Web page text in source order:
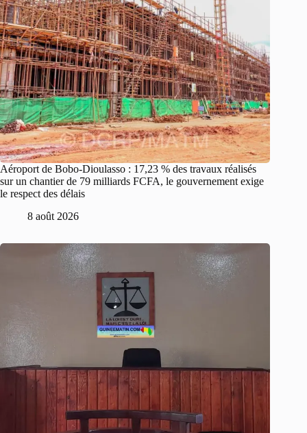
Aéroport de Bobo-Dioulasso : 17,23 % des travaux réalisés
sur un chantier de 79 milliards FCFA, le gouvernement exige
le respect des délais
8 août 2026